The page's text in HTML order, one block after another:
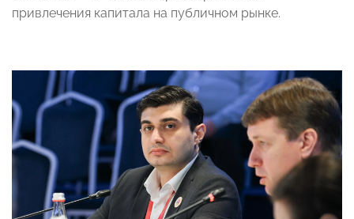
привлечения капитала на публичном рынке.